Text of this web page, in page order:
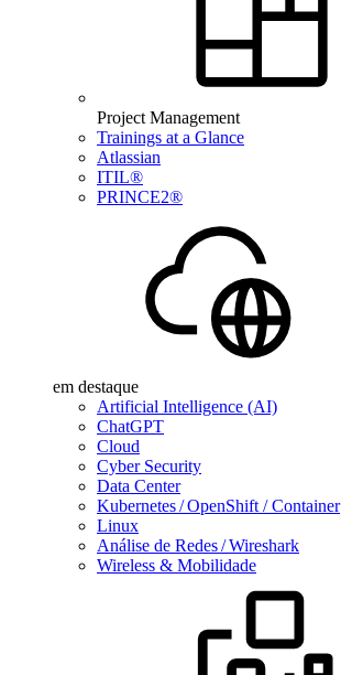
Project Management
Trainings at a Glance
Atlassian
ITIL®
PRINCE2®
em destaque
Artificial Intelligence (AI)
ChatGPT
Cloud
Cyber Security
Data Center
Kubernetes / OpenShift / Container
Linux
Análise de Redes / Wireshark
Wireless & Mobilidade